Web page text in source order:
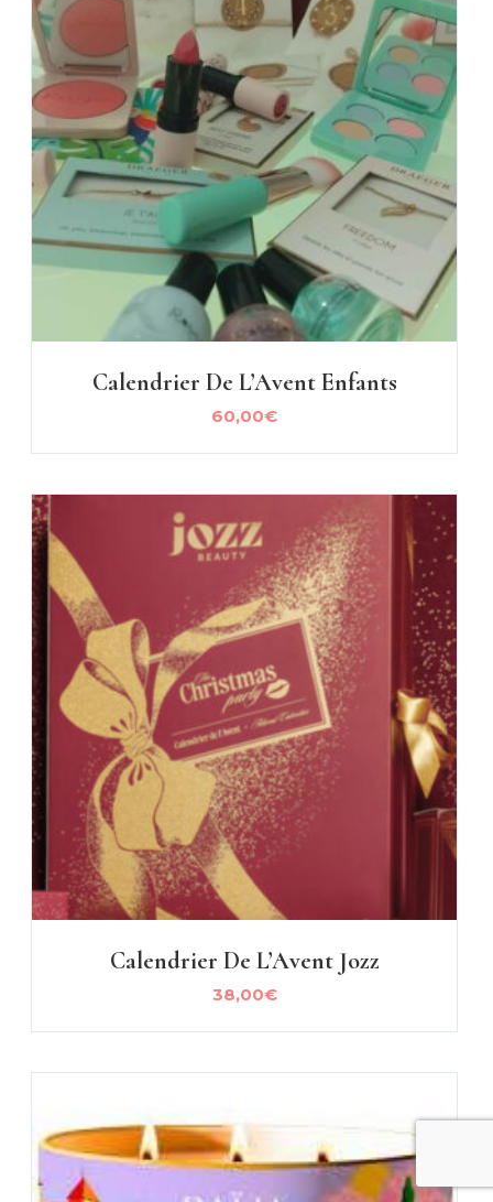
Calendrier De L’Avent Enfants
60,00€
Calendrier De L’Avent Jozz
38,00€